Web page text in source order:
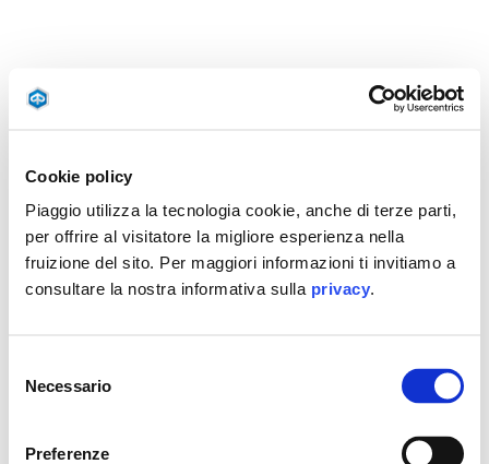
Cookie policy
Piaggio utilizza la tecnologia cookie, anche di terze parti,
per offrire al visitatore la migliore esperienza nella
fruizione del sito. Per maggiori informazioni ti invitiamo a
consultare la nostra informativa sulla privacy.
delNecessario
Preferenze